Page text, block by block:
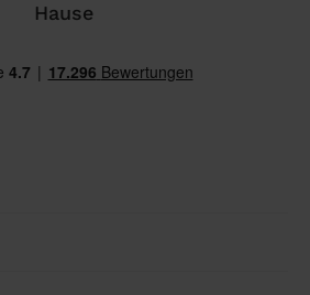
Hause